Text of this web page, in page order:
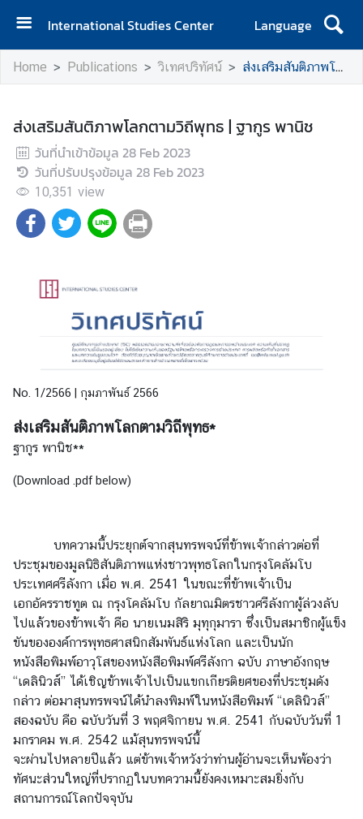
International Studies Center
Language
H
o
A
b
o
C
n
s
P
i
c
a
t
i
o
n
s
I
n
t
e
Home Publications วิเทศปริทัศน์ ส่งเสริมสันติภาพโลกตามวิถีพุทธ | ฐากูร พานิช
ส่งเสริมสันติภาพโลกตามวิถีพุทธ | ฐากูร พานิช
วันที่นำเข้าข้อมูล 28 Feb 2023
วันที่ปรับปรุงข้อมูล 28 Feb 2023
10,351 view
No. 1/2566 | กุมภาพันธ์ 2566
ส่งเสริมสันติภาพโลกตามวิถีพุทธ*
ฐากูร พานิช**
(Download .pdf below)
บทความนี้ประยุกต์จากสุนทรพจน์ที่ข้าพเจ้ากล่าวต่อที่
ประชุมของมูลนิธิสันติภาพแห่งชาวพุทธโลกในกรุงโคลัมโบ
ประเทศศรีลังกา เมื่อ พ.ศ. 2541 ในขณะที่ข้าพเจ้าเป็น
เอกอัครราชทูต ณ กรุงโคลัมโบ กัลยาณมิตรชาวศรีลังกาผู้ล่วงลับ
ไปแล้วของข้าพเจ้า คือ นายเนมสิริ มุทุกุมารา ซึ่งเป็นสมาชิกผู้แข็ง
ขันขององค์การพุทธศาสนิกสัมพันธ์แห่งโลก และเป็นนัก
หนังสือพิมพ์อาวุโสของหนังสือพิมพ์ศรีลังกา ฉบับ ภาษาอังกฤษ
“เดลินิวส์” ได้เชิญข้าพเจ้าไปเป็นแขกเกียรติยศของที่ประชุมดัง
กล่าว ต่อมาสุนทรพจน์ได้นำลงพิมพ์ในหนังสือพิมพ์ “เดลินิวส์”
สองฉบับ คือ ฉบับวันที่ 3 พฤศจิกายน พ.ศ. 2541 กับฉบับวันที่ 1
มกราคม พ.ศ. 2542 แม้สุนทรพจน์นี้
จะผ่านไปหลายปีแล้ว แต่ข้าพเจ้าหวังว่าท่านผู้อ่านจะเห็นพ้องว่า
ทัศนะส่วนใหญ่ที่ปรากฏในบทความนี้ยังคงเหมาะสมยิ่งกับ
สถานการณ์โลกปัจจุบัน